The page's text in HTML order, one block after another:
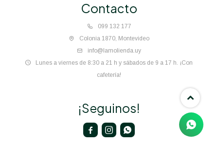
Contacto
099 132 177
Colonia 1870, Montevideo
info@lamolienda.uy
Lunes a viernes de 8:30 a 21 h y sábados de 9 a 17 h. ¡Con
cafetería!
¡Seguinos!
  